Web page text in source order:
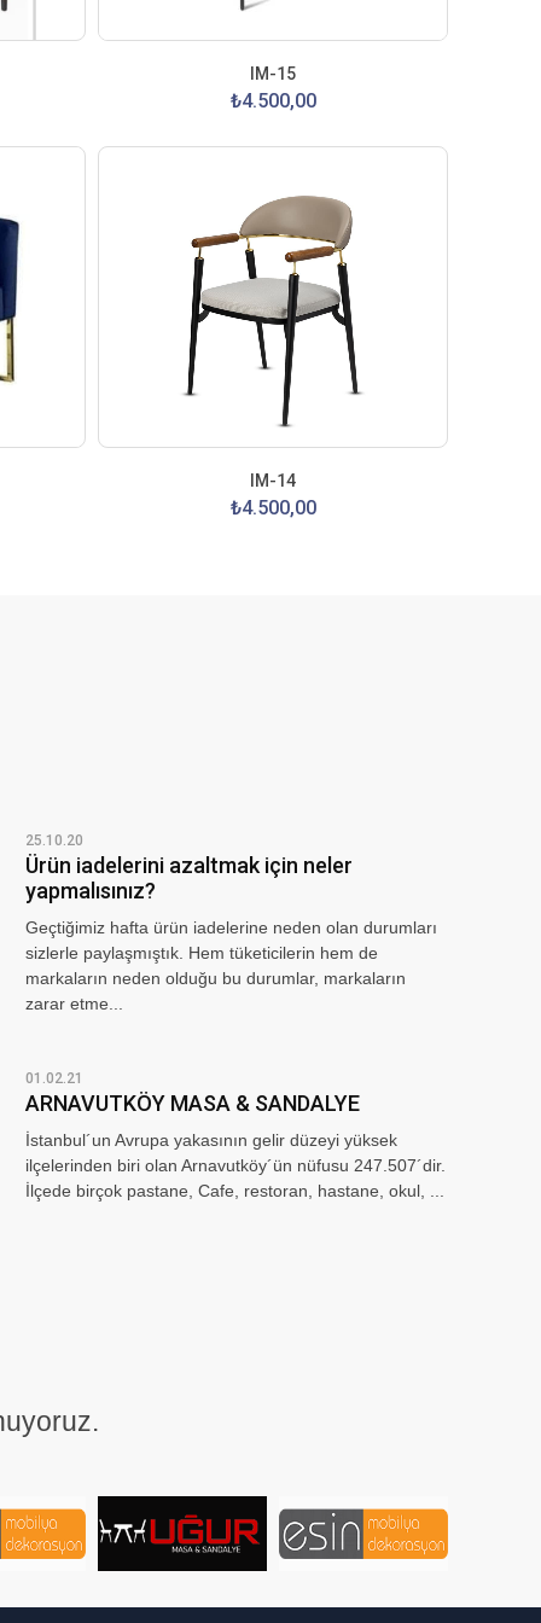
IM-15
₺4.500,00
IM-14
₺4.500,00
25.10.20
Ürün iadelerini azaltmak için neler
yapmalısınız?
Geçtiğimiz hafta ürün iadelerine neden olan durumları
sizlerle paylaşmıştık. Hem tüketicilerin hem de
markaların neden olduğu bu durumlar, markaların
zarar etme...
01.02.21
ARNAVUTKÖY MASA & SANDALYE
İstanbul´un Avrupa yakasının gelir düzeyi yüksek
ilçelerinden biri olan Arnavutköy´ün nüfusu 247.507´dir.
İlçede birçok pastane, Cafe, restoran, hastane, okul, ...